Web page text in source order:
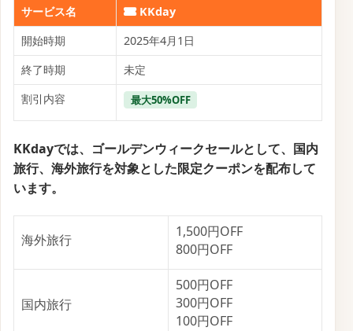
サービス名
KKday
開始時期
2025年4月1日
終了時期
未定
割引内容
最大50%OFF
KKdayでは、ゴールデンウィークセールとして、国内
旅行、海外旅行を対象とした限定クーポンを配布して
います。
海外旅行
1,500円OFF
800円OFF
国内旅行
500円OFF
300円OFF
100円OFF